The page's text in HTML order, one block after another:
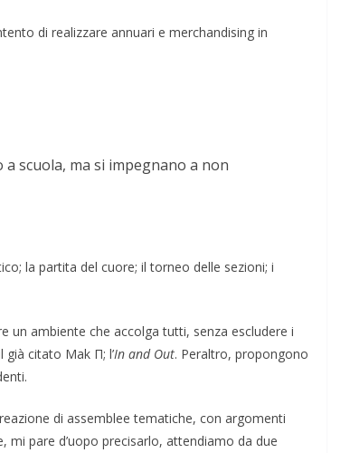
di realizzare annuari e merchandising in
scuola, ma si impegnano a non
la partita del cuore; il torneo delle sezioni; i
un ambiente che accolga tutti, senza escludere i
già citato Mak Π; l’In and Out. Peraltro, propongono
di assemblee tematiche, con argomenti
mi pare d’uopo precisarlo, attendiamo da due